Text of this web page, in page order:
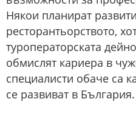
Някои планират
ресторантьорството,
туроператорската
обмислят кариера в
специалисти обаче са
се развиват в България.